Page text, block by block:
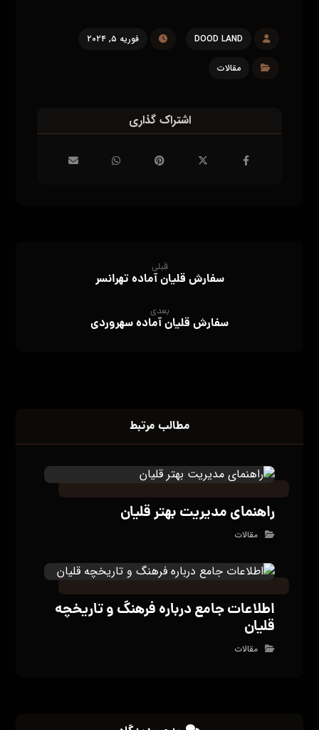
DOOD LAND فوریه ۵, ۲۰۲۴
مقالات
قبلی
سفارش قلیان آماده تهرانسر
بعدی
سفارش قلیان آماده سهروردی
مطالب مرتبط
راهنمای مدیریت بهتر قلیان
مقالات
اطلاعات جامع درباره فرهنگ و تاریخچه
قلیان
مقالات